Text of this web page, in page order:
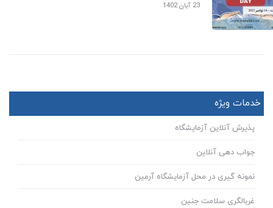
23 آبان 1402
خدمات ویژه
پذیرش آنلاین آزمایشگاه
جواب دهی آنلاین
نمونه گیری در محل آزمایشگاه آرمین
غربالگری سلامت جنین